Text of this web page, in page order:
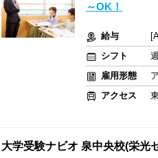
～OK！
給与
シフト
雇用形態
アクセス
大学受験ナビオ 泉中央校(栄光